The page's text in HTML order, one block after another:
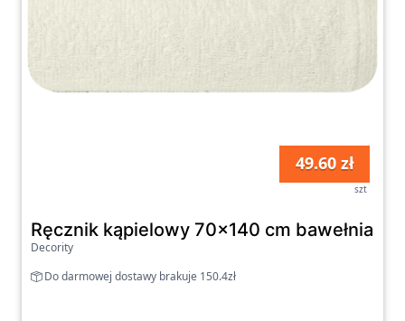
49.60 zł
szt
Ręcznik kąpielowy 70x140 cm
Decority
Do darmowej dostawy brakuje 150.4zł